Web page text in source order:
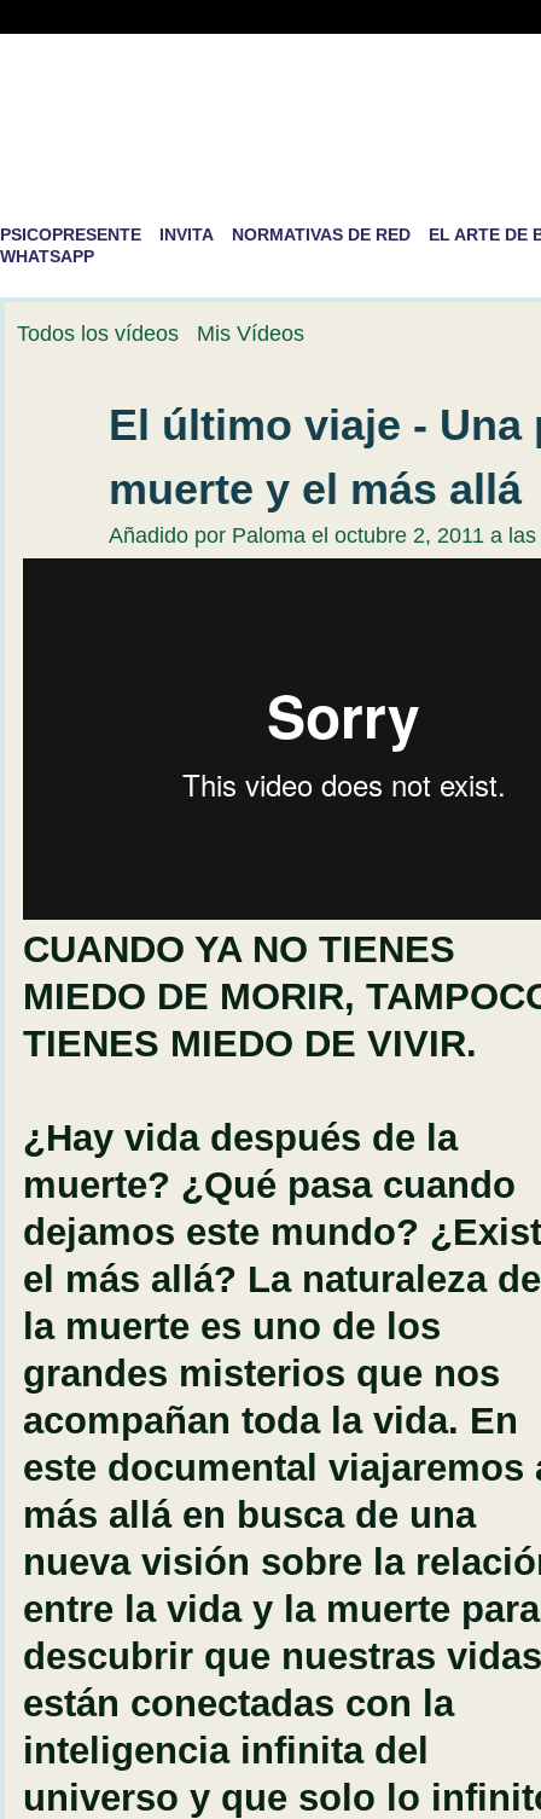
PSICOPRESENTE INVITA NORMATIVAS DE RED
EL ARTE DE
WHATSAPP
Todos los vídeos Mis Vídeos
El último viaje -
muerte y el más allá
Añadido por Paloma el octubre 2, 2011 a
CUANDO YA NO TIENES
MIEDO DE MORIR,
TIENES MIEDO DE VIVIR.
¿Hay vida después de la
muerte? ¿Qué pasa cuando
dejamos este mundo?
el más allá? La naturaleza de
la muerte es uno de los
grandes misterios que nos
acompañan toda la vida. En
este documental viajaremos
más allá en busca de una
nueva visión sobre la
entre la vida y la muerte para
descubrir que nuestras vidas
están conectadas con la
inteligencia infinita del
universo y que solo lo